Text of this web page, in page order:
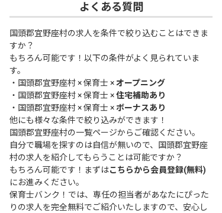
よくある質問
国頭郡宜野座村の求人を条件で絞り込むことはできま
すか？
もちろん可能です！以下の条件がよく見られていま
す。
・ 国頭郡宜野座村 × 保育士 ×オープニング
・ 国頭郡宜野座村 × 保育士 ×住宅補助あり
・ 国頭郡宜野座村 × 保育士 ×ボーナスあり
他にも様々な条件で絞り込みができます！
国頭郡宜野座村の一覧ページからご確認ください。
自分で職場を探すのは自信が無いので、国頭郡宜野座
村の求人を紹介してもらうことは可能ですか？
もちろん可能です！まずはこちらから会員登録(無料)
にお進みください。
保育士バンク！では、専任の担当者があなたにぴった
りの求人を完全無料でご紹介いたしますので、安心し